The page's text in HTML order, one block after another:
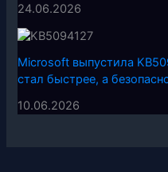
24.06.2026
Microsoft выпустила
стал быстрее, а
10.06.2026